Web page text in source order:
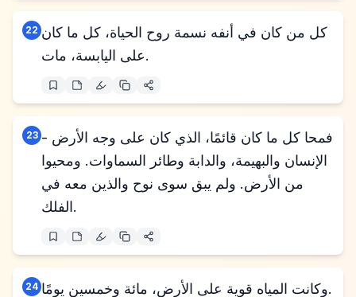
22 كل من كان في أنفه نسمة روح الحياة، كل ما كان
على اليابسة، مات.
23 فمحا كل ما كان قائمًا، الذي كان على وجه الأرض -
الإنسان والبهيمة، والدابة وطائر السماوات. ومحيوا
من الأرض. ولم يبق سوى نوح والذين معه في
الفلك.
24 وكانت المياه قوية على الأرض، مائة وخمسين يومًا.